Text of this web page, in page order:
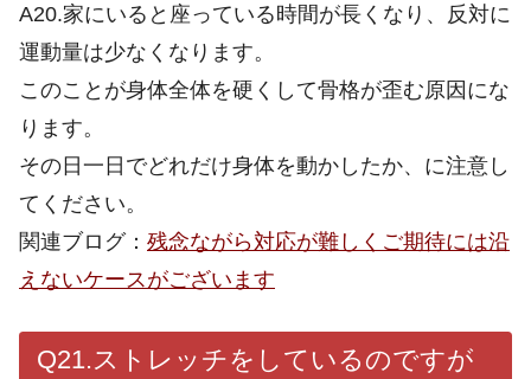
A20.家にいると座っている時間が長くなり、反対に
運動量は少なくなります。
このことが身体全体を硬くして骨格が歪む原因にな
ります。
その日一日でどれだけ身体を動かしたか、に注意し
てください。
関連ブログ： 残念ながら対応が難しくご期待には沿
えないケースがございます
Q21.ストレッチをしているのですが